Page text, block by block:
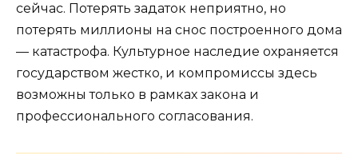
сейчас. Потерять задаток неприятно, но
потерять миллионы на снос построенного дома
— катастрофа. Культурное наследие охраняется
государством жестко, и компромиссы здесь
возможны только в рамках закона и
профессионального согласования.